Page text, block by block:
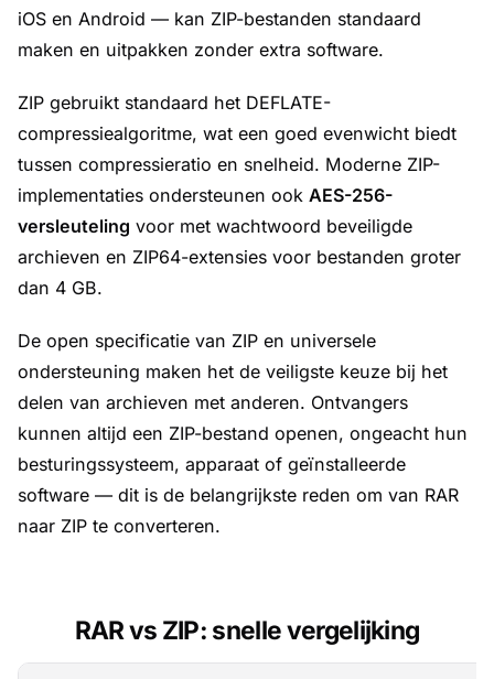
iOS en Android — kan ZIP-bestanden standaard
maken en uitpakken zonder extra software.
ZIP gebruikt standaard het DEFLATE-
compressiealgoritme, wat een goed evenwicht biedt
tussen compressieratio en snelheid. Moderne ZIP-
implementaties ondersteunen ook AES-256-
versleuteling voor met wachtwoord beveiligde
archieven en ZIP64-extensies voor bestanden groter
dan 4 GB.
De open specificatie van ZIP en universele
ondersteuning maken het de veiligste keuze bij het
delen van archieven met anderen. Ontvangers
kunnen altijd een ZIP-bestand openen, ongeacht hun
besturingssysteem, apparaat of geïnstalleerde
software — dit is de belangrijkste reden om van RAR
naar ZIP te converteren.
RAR vs ZIP: snelle vergelijking